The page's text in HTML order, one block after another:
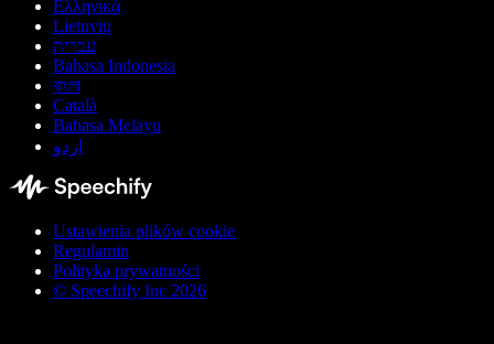
Ελληνικά
Lietuvių
עברית
Bahasa Indonesia
বাংলা
Català
Bahasa Melayu
اردو
Ustawienia plików cookie
Regulamin
Polityka prywatności
© Speechify Inc 2026